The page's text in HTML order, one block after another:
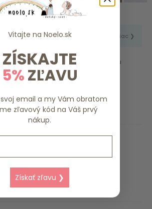
viac ❯
ChooMee SoftSip náustky na kapsičku
2ks v puzdre (Orange ...
skladom
príbehov Pink Little Dutch
Vitajte na Noelo.sk
ZÍSKAJTE
5%ZĽAVU
email a my Vám obratom
zľavový kód na Váš prvý
nákup.
Získať zľavu ❯